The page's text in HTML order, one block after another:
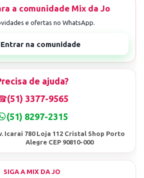
de ajuda?
(51) 3377-9565
(51) 8297-2315
Icarai 780 Loja 112 Cristal Shop Porto
Alegre CEP 90810-000
SIGA A MIX DA JO